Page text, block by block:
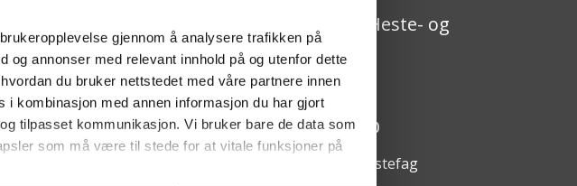
gjennom å analysere trafikken på
og annonser med relevant innhold på og utenfor dette
du bruker nettstedet med våre partnere innen
kombinasjon med annen informasjon du har gjort
tilpasset kommunikasjon. Vi bruker bare de data som
som må være til stede for at vitale funksjoner på
Opplæringskontoret for Heste- og
Hovslagerfaget
Starumsvegen 64, 2850 Lena
Åpningstider:
Mandag - fredag kl. 08:00 - 15:00
https://www.facebook.com/hestefag